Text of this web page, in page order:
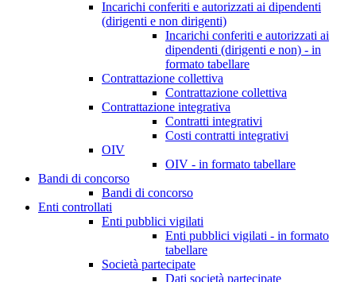
Incarichi conferiti e autorizzati ai dipendenti
(dirigenti e non dirigenti)
Incarichi conferiti e autorizzati ai
dipendenti (dirigenti e non) - in
formato tabellare
Contrattazione collettiva
Contrattazione collettiva
Contrattazione integrativa
Contratti integrativi
Costi contratti integrativi
OIV
OIV - in formato tabellare
Bandi di concorso
Bandi di concorso
Enti controllati
Enti pubblici vigilati
Enti pubblici vigilati - in formato
tabellare
Società partecipate
Dati società partecipate